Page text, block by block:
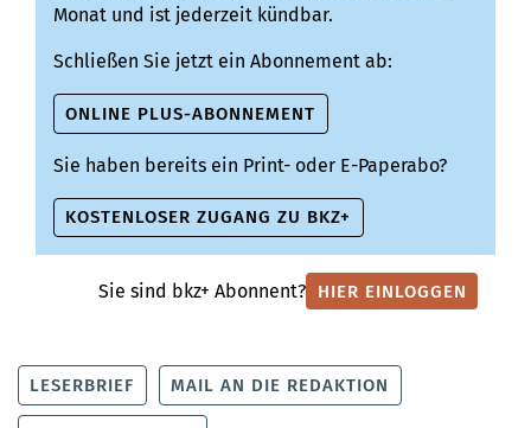
Monat und ist jederzeit kündbar.
Schließen Sie jetzt ein Abonnement ab:
ONLINE PLUS-ABONNEMENT
Sie haben bereits ein Print- oder E-Paperabo?
KOSTENLOSER ZUGANG ZU BKZ+
Sie sind bkz+ Abonnent? HIER EINLOGGEN
LESERBRIEF MAIL AN DIE REDAKTION